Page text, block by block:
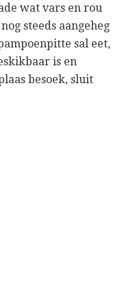
wat vars en rou
steeds aangeheg
sal eet,
is en
besoek, sluit